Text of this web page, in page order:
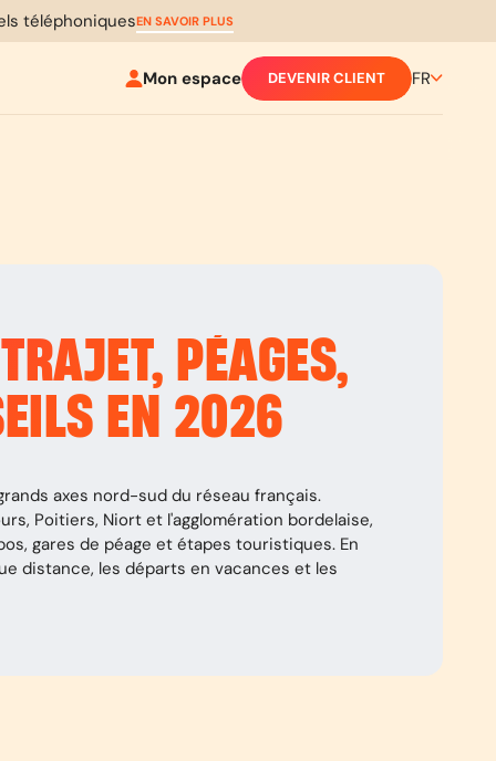
téléphoniquesEN SAVOIR PLUS
Mon espace DEVENIR CLIENT FR
PÉAGES,
EN 2026
axes nord-sud du réseau français.
Poitiers, Niort et l'agglomération bordelaise,
gares de péage et étapes touristiques. En
distance, les départs en vacances et les